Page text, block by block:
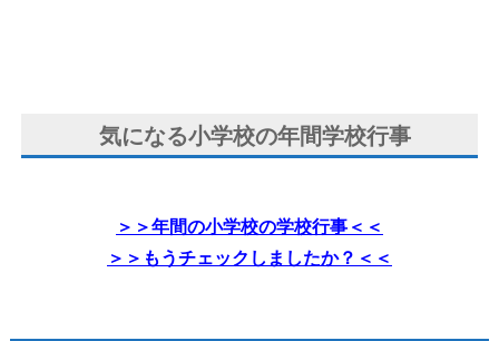
気になる小学校の年間学校行事
＞＞年間の小学校の学校行事＜＜
＞＞もうチェックしましたか？＜＜